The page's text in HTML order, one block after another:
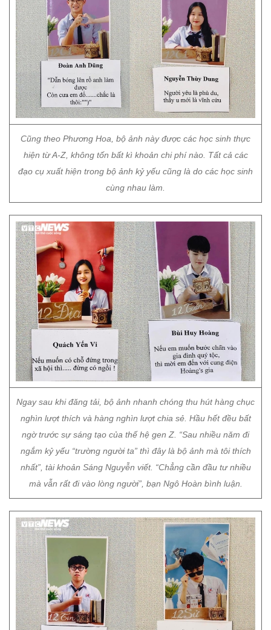
Cũng theo Phương Hoa, bộ ảnh này được các học sinh thực
hiện từ A-Z, không tốn bất kì khoản chi phí nào. Tất cả các
đạo cụ xuất hiện trong bộ ảnh kỷ yếu cũng là do các học sinh
cùng nhau làm.
Ngay sau khi đăng tải, bộ ảnh nhanh chóng thu hút hàng chục
nghìn lượt thích và hàng nghìn lượt chia sẻ. Hầu hết đều bất
ngờ trước sự sáng tạo của thế hệ gen Z. “Sau nhiều năm đi
ngắm kỷ yếu “trường người ta” thì đây là bộ ảnh mà tôi thích
nhất”, tài khoản Sáng Nguyễn viết. “Chẳng cần đầu tư nhiều
mà vẫn rất đi vào lòng người”, bạn Ngô Hoàn bình luận.